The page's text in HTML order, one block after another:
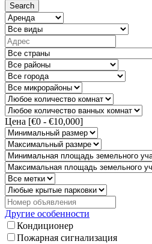
Search
Цена [€0 - €10,000]
Другие особенности
Кондиционер
Пожарная сигнализация